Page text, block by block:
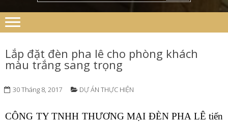
Lắp đặt đèn pha lê cho phòng khách
màu trắng sang trọng
30 Tháng 8, 2017 DỰ ÁN THỰC HIỆN
CÔNG TY TNHH THƯƠNG MẠI ĐÈN PHA LÊ tiến